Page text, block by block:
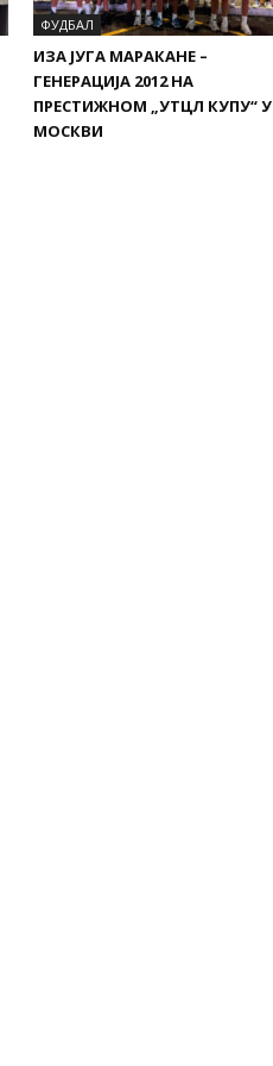
ФУДБАЛ
ИЗА ЈУГА МАРАКАНЕ –
ГЕНЕРАЦИЈА 2012 НА
ПРЕСТИЖНОМ „УТЦЛ КУПУ“ У
МОСКВИ